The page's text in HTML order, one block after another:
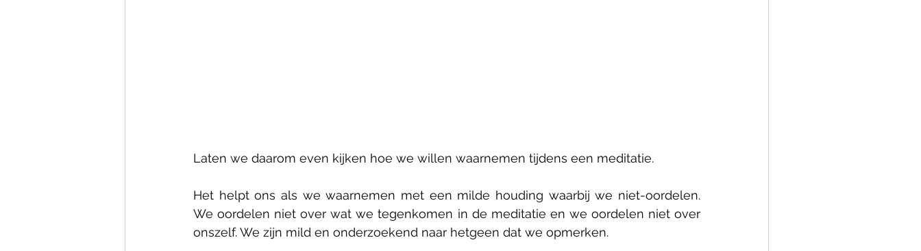
Laten we daarom even kijken hoe we willen waarnemen tijdens een meditatie.
Het helpt ons als we waarnemen met een milde houding waarbij we niet-oordelen.
We oordelen niet over wat we tegenkomen in de meditatie en we oordelen niet over
onszelf. We zijn mild en onderzoekend naar hetgeen dat we opmerken.